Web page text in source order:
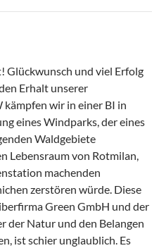
Glückwunsch und viel Erfolg
Erhalt unserer
kämpfen wir in einer BI in
eines Windparks, der eines
Waldgebiete
Lebensraum von Rotmilan,
machenden
zerstören würde. Diese
Green GmbH und der
der Natur und den Belangen
ist schier unglaublich. Es